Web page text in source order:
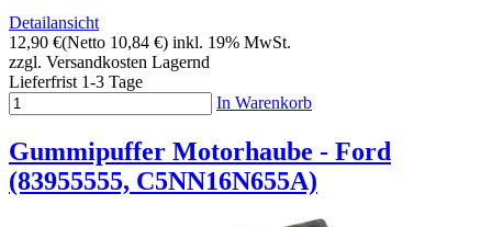
Detailansicht
12,90 €(Netto 10,84 €) inkl. 19% MwSt.
zzgl. Versandkosten Lagernd
Lieferfrist 1-3 Tage
In Warenkorb
Gummipuffer Motorhaube - Ford
(83955555, C5NN16N655A)